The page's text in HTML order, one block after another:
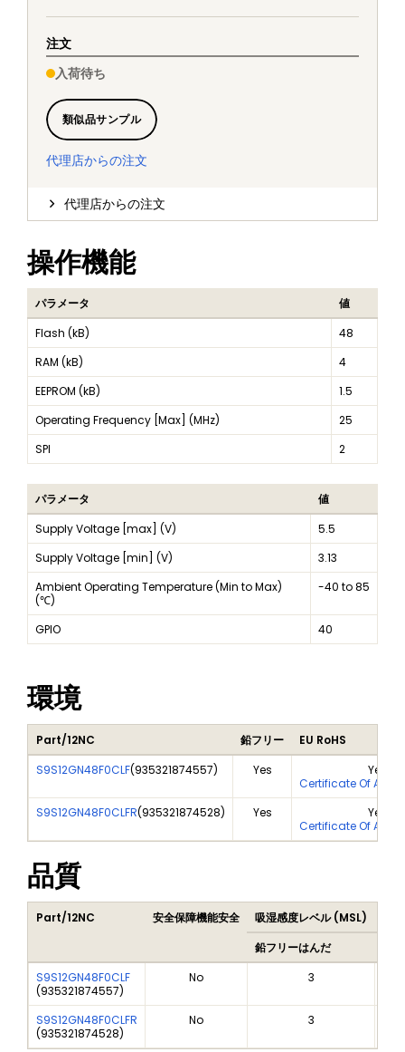
注文
入荷待ち
類似品サンプル
代理店からの注文
代理店からの注文
操作機能
パラメータ
値
Flash (kB)
48
RAM (kB)
4
EEPROM (kB)
1.5
Operating Frequency [Max] (MHz)
25
SPI
2
パラメータ
値
Supply Voltage [max] (V)
5.5
Supply Voltage [min] (V)
3.13
Ambient Operating Temperature (Min to Max)
(℃)
-40 to 85
GPIO 40
環境
Part/12NC 鉛フリー
EU RoHS
S9S12GN48F0CLF(935321874557) Yes
Yes
Certificate Of
S9S12GN48F0CLFR(935321874528) Yes
Yes
Certificate Of
品質
Part/12NC 安全保障機能安全 吸湿感度レベル (MSL)
鉛フリーはんだ
S9S12GN48F0CLF
(935321874557)
No 3
S9S12GN48F0CLFR
(935321874528)
No 3